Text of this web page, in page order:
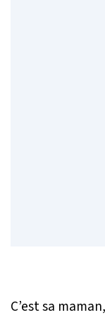
C’est sa